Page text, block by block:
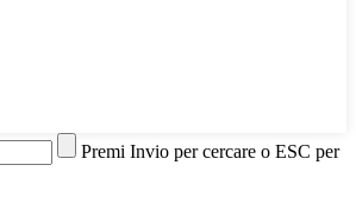
Premi Invio per cercare o ESC per